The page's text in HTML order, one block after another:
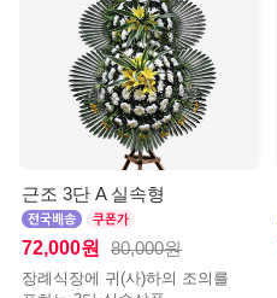
근조 3단 A 실속형
72,000원 80,000원
장례식장에 귀(사)하의 조의를